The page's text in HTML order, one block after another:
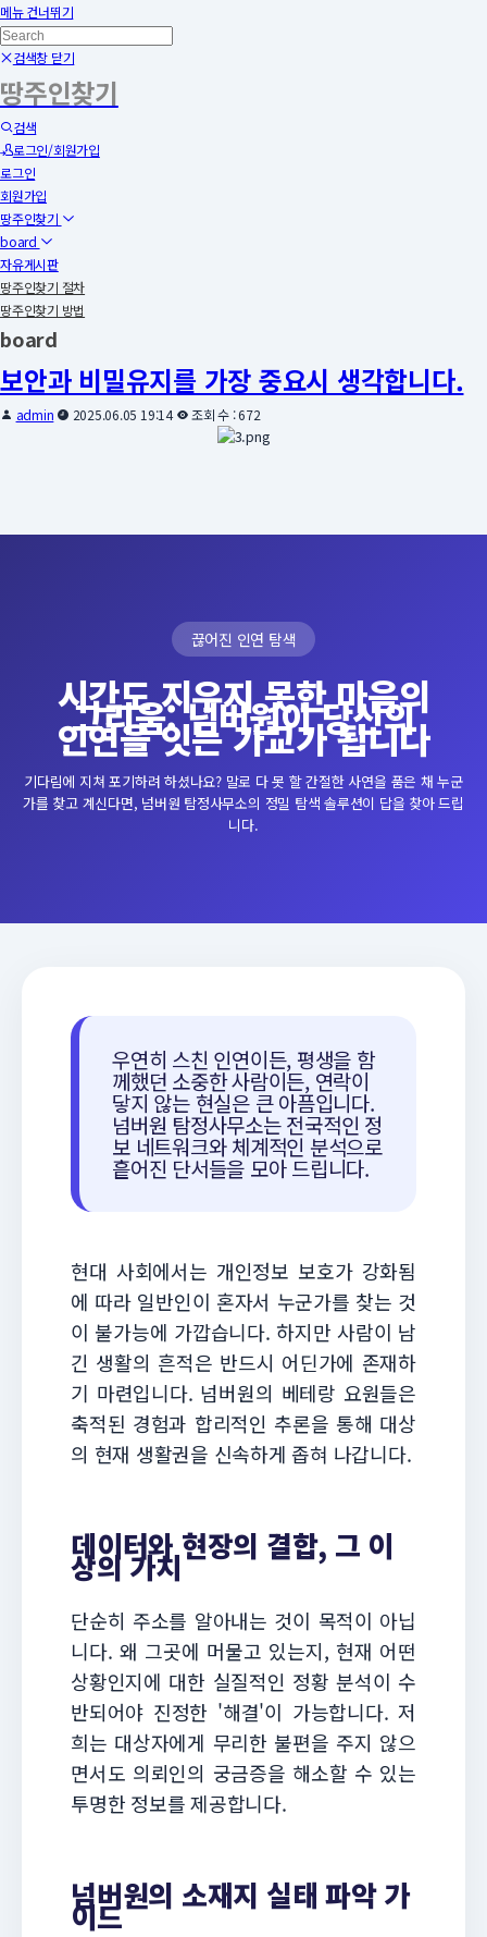
메뉴 건너뛰기
검색창 닫기
땅주인찾기
검색
로그인/회원가입
로그인
회원가입
땅주인찾기
board
자유게시판
땅주인찾기 절차
땅주인찾기 방법
board
보안과 비밀유지를 가장 중요시 생각합니다.
admin 2025.06.05 19:14 조회 수 : 672
끊어진 인연 탐색
시간도 지우지 못한 마음의
그리움: 넘버원이 당신의
인연을 잇는 가교가 됩니다
기다림에 지쳐 포기하려 하셨나요? 말로 다 못 할 간절한 사연을 품은 채 누군
가를 찾고 계신다면, 넘버원 탐정사무소의 정밀 탐색 솔루션이 답을 찾아 드립
니다.
우연히 스친 인연이든, 평생을 함
께했던 소중한 사람이든, 연락이
닿지 않는 현실은 큰 아픔입니다.
넘버원 탐정사무소는 전국적인 정
보 네트워크와 체계적인 분석으로
흩어진 단서들을 모아 드립니다.
현대 사회에서는 개인정보 보호가 강화됨
에 따라 일반인이 혼자서 누군가를 찾는 것
이 불가능에 가깝습니다. 하지만 사람이 남
긴 생활의 흔적은 반드시 어딘가에 존재하
기 마련입니다. 넘버원의 베테랑 요원들은
축적된 경험과 합리적인 추론을 통해 대상
의 현재 생활권을 신속하게 좁혀 나갑니다.
데이터와 현장의 결합, 그 이
상의 가치
단순히 주소를 알아내는 것이 목적이 아닙
니다. 왜 그곳에 머물고 있는지, 현재 어떤
상황인지에 대한 실질적인 정황 분석이 수
반되어야 진정한 '해결'이 가능합니다. 저
희는 대상자에게 무리한 불편을 주지 않으
면서도 의뢰인의 궁금증을 해소할 수 있는
투명한 정보를 제공합니다.
넘버원의 소재지 실태 파악 가
이드